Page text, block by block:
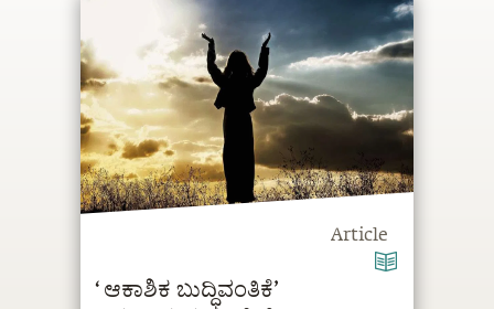
Article
‘ಆಕಾಶಿಕ ಬುದ್ಧಿವಂತಿಕೆ’